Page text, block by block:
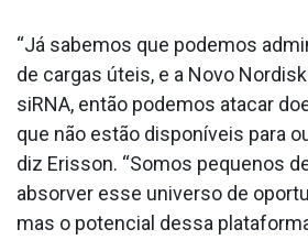
“Já sabemos que podemos
de cargas úteis, e a Novo
siRNA, então podemos atacar
que não estão disponíveis para
diz Erisson. “Somos pequenos
absorver esse universo de
mas o potencial dessa